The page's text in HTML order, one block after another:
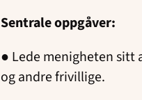
Sentrale oppgåver:
● Lede menigheten sitt
og andre frivillige.